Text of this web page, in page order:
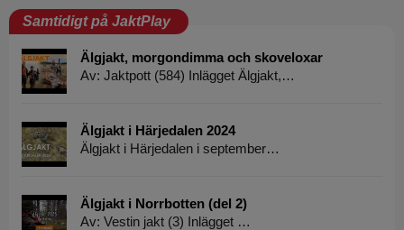
Samtidigt på JaktPlay
Älgjakt, morgondimma och skoveloxar
Av: Jaktpott (584) Inlägget Älgjakt,…
Älgjakt i Härjedalen 2024
Älgjakt i Härjedalen i september…
Älgjakt i Norrbotten (del 2)
Av: Vestin jakt (3) Inlägget …